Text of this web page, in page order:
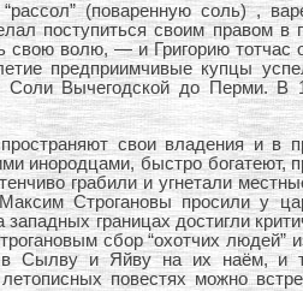
(поваренную соль) ,
поступиться своим правом
волю, — и Григорию тотчас
предприимчивые купцы
Соли Вычегодской до Перми.
свои владения и в
инородцами, быстро
грабили и угнетали
Строгановы просили у
границах достигли
сбор “охотчих
в Сылву и Яйву на их наём,
повестях можно